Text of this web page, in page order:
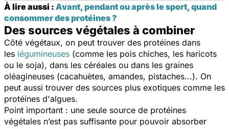
À lire aussi : Avant, pendant ou après le sport, quand
consommer des protéines ?
Des sources végétales à combiner
Côté végétaux, on peut trouver des protéines dans
les légumineuses (comme les pois chiches, les haricots
ou le soja), dans les céréales ou dans les graines
oléagineuses (cacahuètes, amandes, pistaches...). On
peut aussi trouver des sources plus exotiques comme les
protéines d'algues.
Point important : une seule source de protéines
végétales n’est pas suffisante pour pouvoir absorber